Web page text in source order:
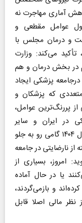
آماری مهاجرت نه
عوامل مقطعی و
و درمان مجلس با
تأکید می‌کند: وزارت
در بخش درمان و هم
پزشکی ایجاد
متعددی که پزشکان و
پررنگ‌ترین عوامل،
در ایران و سایر
کشورهاست و گرچه افزایش تعرفه‌ها در سال ۱۴۰۴ گامی رو به جلو
از نارضایتی در جامعه
امروز، بسیاری از
یا در حال آماده
و بازمی‌گردند،
نظر مالی اصلا قابل